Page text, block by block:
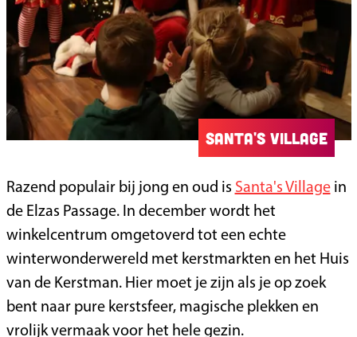
Santa's Village
Razend populair bij jong en oud is Santa's Villagein
de Elzas Passage. In december wordt het
winkelcentrum omgetoverd tot een echte
winterwonderwereld met kerstmarkten en het Huis
van de Kerstman. Hier moet je zijn als je op zoek
bent naar pure kerstsfeer, magische plekken en
vrolijk vermaak voor het hele gezin.